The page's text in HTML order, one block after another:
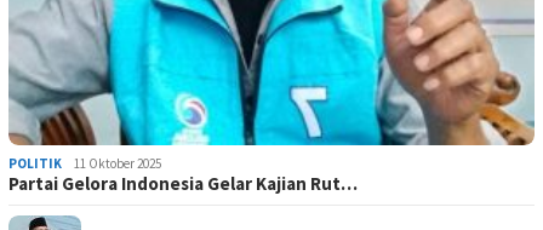
POLITIK 11 Oktober 2025
Partai Gelora Indonesia Gelar Kajian Rut…